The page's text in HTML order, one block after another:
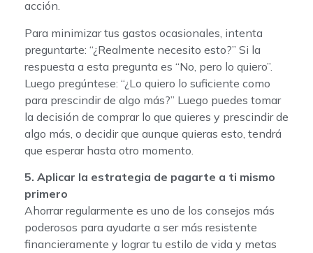
acción.
Para minimizar tus gastos ocasionales, intenta
preguntarte: “¿Realmente necesito esto?” Si la
respuesta a esta pregunta es “No, pero lo quiero”.
Luego pregúntese: “¿Lo quiero lo suficiente como
para prescindir de algo más?” Luego puedes tomar
la decisión de comprar lo que quieres y prescindir de
algo más, o decidir que aunque quieras esto, tendrá
que esperar hasta otro momento.
5. Aplicar la estrategia de pagarte a ti mismo
primero
Ahorrar regularmente es uno de los consejos más
poderosos para ayudarte a ser más resistente
financieramente y lograr tu estilo de vida y metas